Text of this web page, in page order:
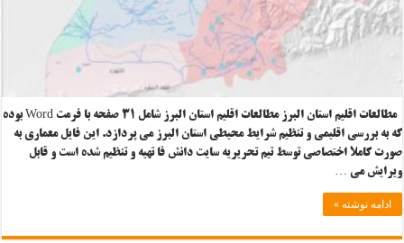
مطالعات اقلیم استان البرز مطالعات اقلیم استان البرز شامل ۳۱ صفحه با فرمت Word بوده
که به بررسی اقلیمی و تنظیم شرایط محیطی استان البرز می پردازد. این فایل معماری به
صورت کاملا اختصاصی توسط تیم تحریریه سایت دانش فا تهیه و تنظیم شده است و قابل
ویرایش می …
ادامه نوشته »